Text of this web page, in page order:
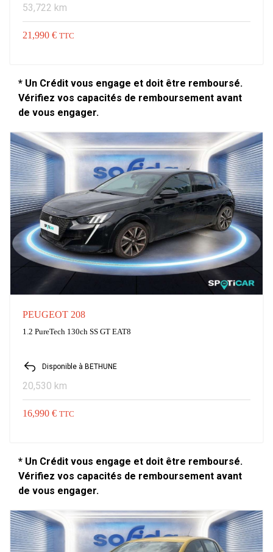
53,722 km
21,990 € TTC
* Un Crédit vous engage et doit être remboursé.
Vérifiez vos capacités de remboursement avant
de vous engager.
PEUGEOT 208
1.2 PureTech 130ch SS GT EAT8
Disponible à BETHUNE
20,530 km
16,990 € TTC
* Un Crédit vous engage et doit être remboursé.
Vérifiez vos capacités de remboursement avant
de vous engager.